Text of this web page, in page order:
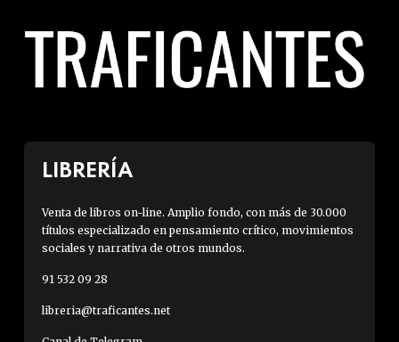
LIBRERÍA
Venta de libros on-line. Amplio fondo, con más de 30.000
títulos especializado en pensamiento crítico, movimientos
sociales y narrativa de otros mundos.
91 532 09 28
libreria@traficantes.net